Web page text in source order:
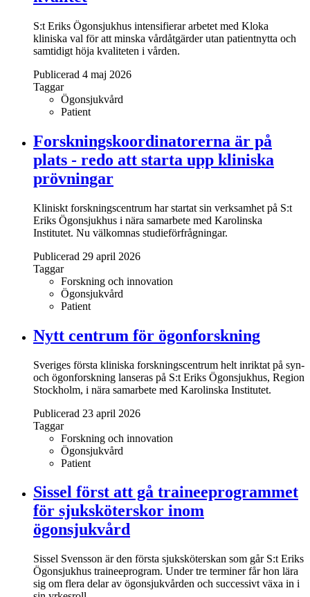
S:t Eriks Ögonsjukhus intensifierar arbetet med Kloka
kliniska val för att minska vårdåtgärder utan patientnytta och
samtidigt höja kvaliteten i vården.
Publicerad 4 maj 2026
Taggar
Ögonsjukvård
Patient
Forskningskoordinatorerna är på
plats - redo att starta upp kliniska
prövningar
Kliniskt forskningscentrum har startat sin verksamhet på S:t
Eriks Ögonsjukhus i nära samarbete med Karolinska
Institutet. Nu välkomnas studieförfrågningar.
Publicerad 29 april 2026
Taggar
Forskning och innovation
Ögonsjukvård
Patient
Nytt centrum för ögonforskning
Sveriges första kliniska forskningscentrum helt inriktat på syn-
och ögonforskning lanseras på S:t Eriks Ögonsjukhus, Region
Stockholm, i nära samarbete med Karolinska Institutet.
Publicerad 23 april 2026
Taggar
Forskning och innovation
Ögonsjukvård
Patient
Sissel först att gå traineeprogrammet
för sjuksköterskor inom
ögonsjukvård
Sissel Svensson är den första sjuksköterskan som går S:t Eriks
Ögonsjukhus traineeprogram. Under tre terminer får hon lära
sig om flera delar av ögonsjukvården och successivt växa in i